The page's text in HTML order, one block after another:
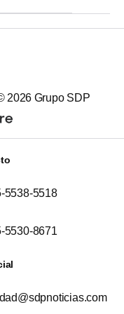
2026 Grupo SDP
5538-5518
5530-8671